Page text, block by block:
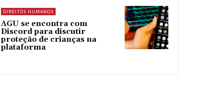
DIREITOS HUMANOS
AGU se encontra com
Discord para discutir
proteção de crianças na
plataforma